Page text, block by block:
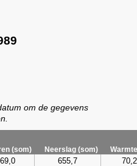
om de gegevens
(som) Neerslag (som)
655,7 70,2